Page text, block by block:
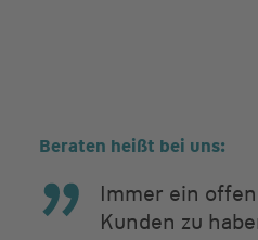
Beraten heißt bei uns:
Immer ein
Kunden zu